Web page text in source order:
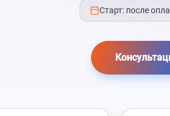
Старт: после